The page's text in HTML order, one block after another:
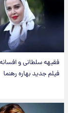
فقیهه سلطانی و
فیلم جدید بهاره رهنما